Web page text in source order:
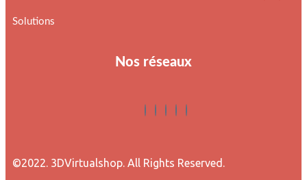
Solutions
Nos réseaux
©2022. 3DVirtualshop. All Rights Reserved.